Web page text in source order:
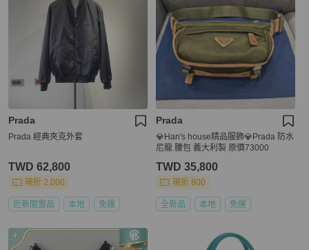
Prada
Prada 經典夾克外套
TWD 62,800
現折 2,000
近新閒置品 本地 免運
Prada
💎Han's house精品服飾💎Prada 防水
尼龍 腰包 義大利製 原價73000
TWD 35,800
現折 800
全新品 本地 免運